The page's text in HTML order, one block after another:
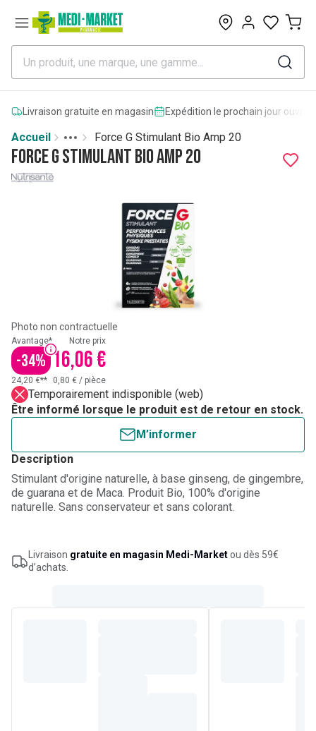
0
Livraison gratuite en magasin Expédition le prochain jour
Accueil
More
Toggle menu
Force G Stimulant Bio Amp 20
Force G Stimulant Bio Amp 20
Photo non contractuelle
Avantage*
-34%
Notre prix
16,06 €
24,20 €** 0,80 € / pièce
Temporairement indisponible (web)
Être informé lorsque le produit est de retour en stock.
M’informer
Description
Stimulant d'origine naturelle, à base ginseng, de gingembre,
de guarana et de Maca. Produit Bio, 100% d'origine
naturelle. Sans conservateur et sans colorant.
Livraison gratuite en magasin Medi-Marketou dès 59€
d’achats.